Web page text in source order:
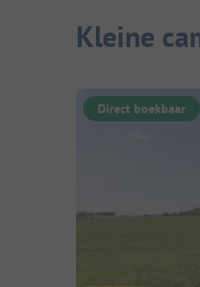
Kleine
Direct boekbaar